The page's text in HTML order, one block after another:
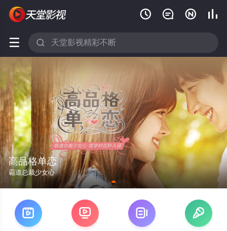
   
 
高品格单恋
霸道总裁少女心
   